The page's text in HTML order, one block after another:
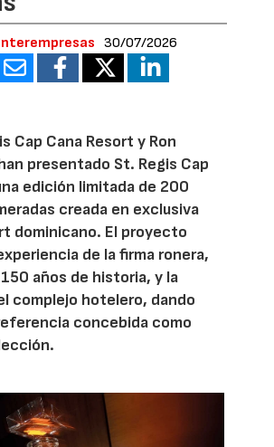
30/07/2026
Cap Cana Resort y Ron
presentado St. Regis Cap
edición limitada de 200
creada en exclusiva
dominicano. El proyecto
de la firma ronera,
años de historia, y la
complejo hotelero, dando
concebida como